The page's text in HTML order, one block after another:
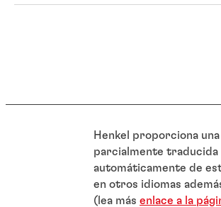
Henkel proporciona
parcialmente traducida
automáticamente de
en otros idiomas
(lea más enlace a la